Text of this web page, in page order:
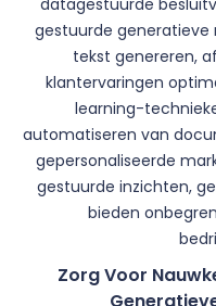
datagestuurde
gestuurde
tekst genereren,
klantervaringen
learning-
automatiseren van
gepersonaliseerde
gestuurde inzichten,
bieden
Zorg Voor